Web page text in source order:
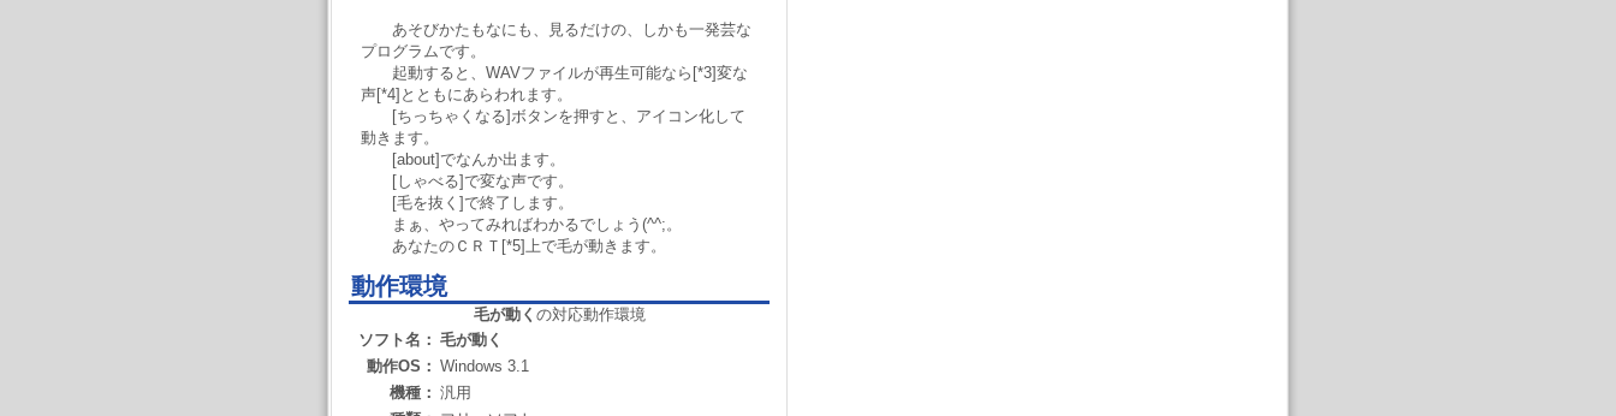
あそびかたもなにも、見るだけの、しかも一発芸な
プログラムです。
起動すると、WAVファイルが再生可能なら[*3]変な
声[*4]とともにあらわれます。
[ちっちゃくなる]ボタンを押すと、アイコン化して
動きます。
[about]でなんか出ます。
[しゃべる]で変な声です。
[毛を抜く]で終了します。
まぁ、やってみればわかるでしょう(^^;。
あなたのＣＲＴ[*5]上で毛が動きます。
動作環境
毛が動く の対応動作環境
ソフト名： 毛が動く
動作OS： Windows 3.1
機種： 汎用